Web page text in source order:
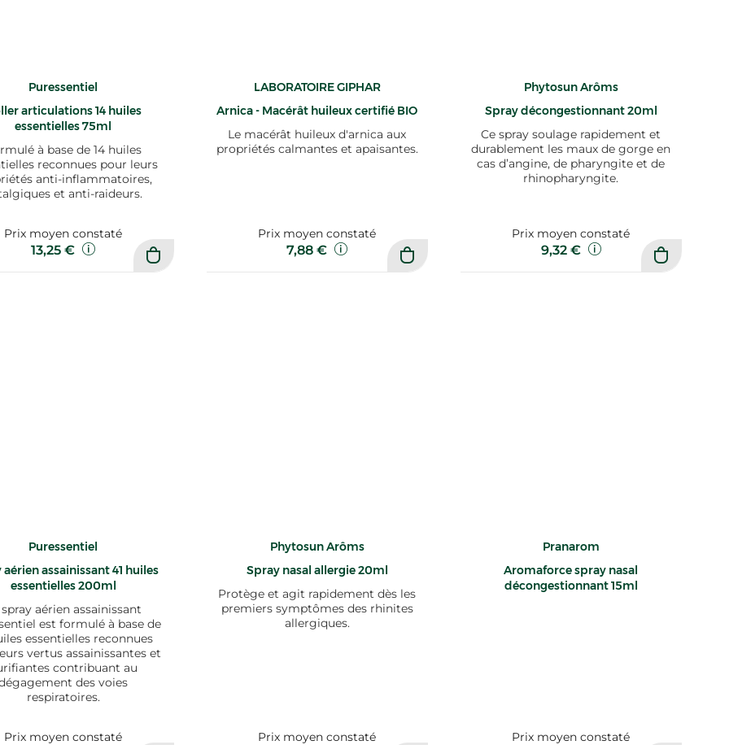
Puressentiel
articulations 14 huiles
essentielles 75ml
à base de 14 huiles
reconnues pour leurs
anti-inflammatoires,
et anti-raideurs.
Prix moyen constaté
13,25 €
LABORATOIRE GIPHAR
Arnica - Macérât huileux certifié BIO
Le macérât huileux d'arnica aux
propriétés calmantes et apaisantes.
Prix moyen constaté
7,88 €
Phytosun Arôms
Spray décongestionnant 20ml
Ce spray soulage rapidement et
durablement les maux de gorge en
cas d’angine, de pharyngite et de
rhinopharyngite.
Prix moyen constaté
9,32 €
Puressentiel
assainissant 41 huiles
essentielles 200ml
aérien assainissant
est formulé à base de
essentielles reconnues
vertus assainissantes et
contribuant au
des voies
respiratoires.
Prix moyen constaté
Phytosun Arôms
Spray nasal allergie 20ml
Protège et agit rapidement dès les
premiers symptômes des rhinites
allergiques.
Prix moyen constaté
Pranarom
Aromaforce spray nasal
décongestionnant 15ml
Prix moyen constaté